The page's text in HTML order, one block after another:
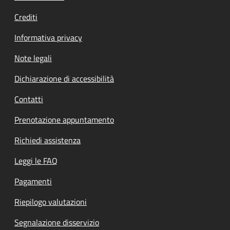
Crediti
Informativa privacy
Note legali
Dichiarazione di accessibilità
Contatti
Prenotazione appuntamento
Richiedi assistenza
Leggi le FAQ
Pagamenti
Riepilogo valutazioni
Segnalazione disservizio